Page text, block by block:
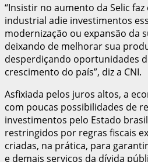
“Insistir no aumento da Selic
industrial adie investimentos
modernização ou expansão da
deixando de melhorar sua
desperdiçando oportunidades
crescimento do país”, diz a CNI.
Asfixiada pelos juros altos, a
com poucas possibilidades de
investimentos pelo Estado
restringidos por regras fiscais
criadas, na prática, para
e demais serviços da dívida